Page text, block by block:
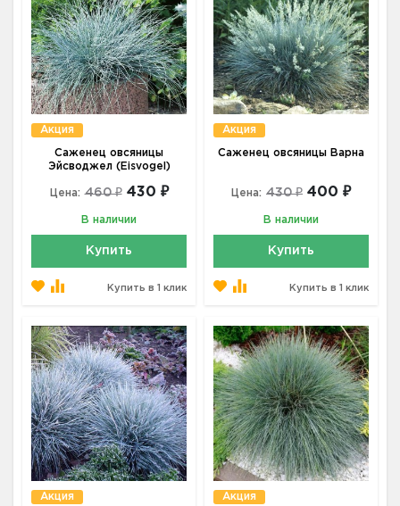
Акция
Саженец овсяницы
Эйсводжел (Eisvogel)
Цена: 460 ₽ 430 ₽
В наличии
Купить
Купить в 1 клик
Акция
Саженец овсяницы Варна
Цена: 430 ₽ 400 ₽
В наличии
Купить
Купить в 1 клик
Акция Акция